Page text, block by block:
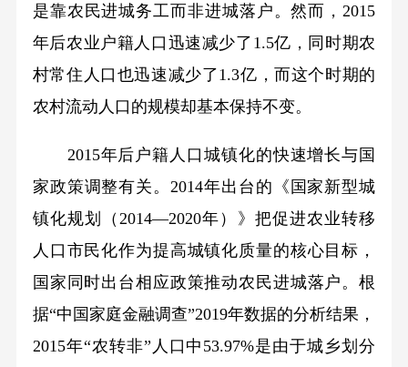
是靠农民进城务工而非进城落户。然而，2015
年后农业户籍人口迅速减少了1.5亿，同时期农
村常住人口也迅速减少了1.3亿，而这个时期的
农村流动人口的规模却基本保持不变。
2015年后户籍人口城镇化的快速增长与国
家政策调整有关。2014年出台的《国家新型城
镇化规划（2014—2020年）》把促进农业转移
人口市民化作为提高城镇化质量的核心目标，
国家同时出台相应政策推动农民进城落户。根
据“中国家庭金融调查”2019年数据的分析结果，
2015年“农转非”人口中53.97%是由于城乡划分